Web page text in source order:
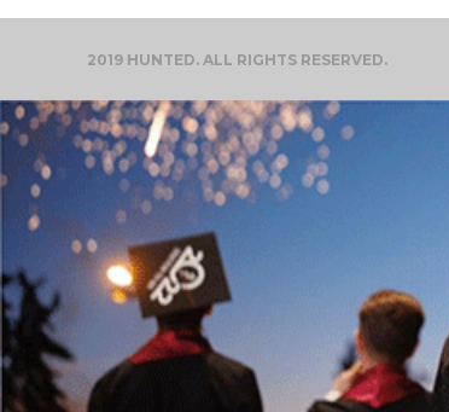
2019 HUNTED. ALL RIGHTS RESERVED.